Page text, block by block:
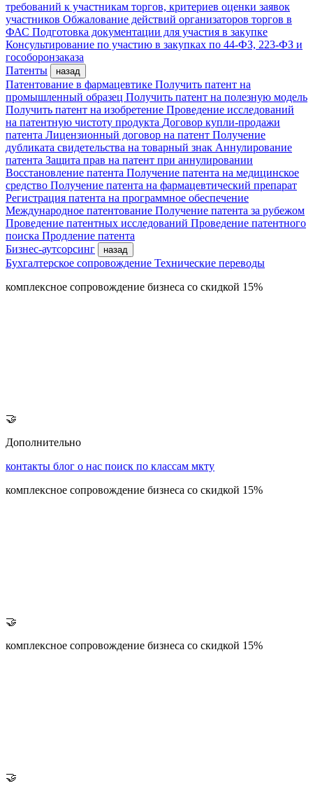
требований к участникам торгов, критериев оценки заявок
участников Обжалование действий организаторов торгов в
ФАС Подготовка документации для участия в закупке
Консультирование по участию в закупках по 44-ФЗ, 223-ФЗ и
гособоронзаказа
Патенты
назад
Патентование в фармацевтике Получить патент на
промышленный образец Получить патент на полезную модель
Получить патент на изобретение Проведение исследований
на патентную чистоту продукта Договор купли-продажи
патента Лицензионный договор на патент Получение
дубликата свидетельства на товарный знак Аннулирование
патента Защита прав на патент при аннулировании
Восстановление патента Получение патента на медицинское
средство Получение патента на фармацевтический препарат
Регистрация патента на программное обеспечение
Международное патентование Получение патента за рубежом
Проведение патентных исследований Проведение патентного
поиска Продление патента
Бизнес-аутсорсинг
назад
Бухгалтерское сопровождение Технические переводы
комплексное сопровождение бизнеса со скидкой 15%
🤝
Дополнительно
контакты блог о нас поиск по классам мкту
комплексное сопровождение бизнеса со скидкой 15%
🤝
комплексное сопровождение бизнеса со скидкой 15%
🤝